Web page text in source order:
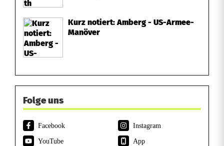
Kurz notiert: Amberg - US-Armee-
Manöver
Folge uns
Facebook
Instagram
YouTube
App